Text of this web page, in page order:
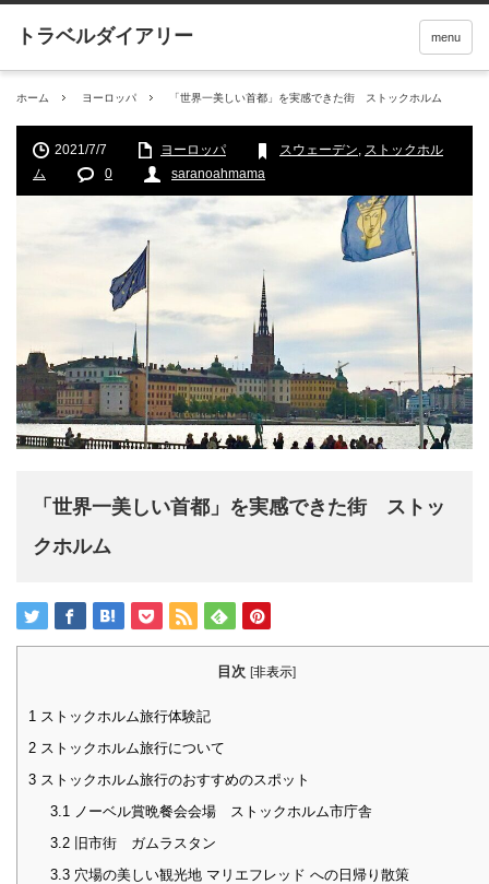
menu
ホーム ヨーロッパ 「世界一美しい首都」を実感できた街 ストックホルム
2021/7/7 ヨーロッパ スウェーデン, ストックホル
ム
0 saranoahmama
「世界一美しい首都」を実感できた街 ストッ
クホルム
目次 [非表示]
1 ストックホルム旅行体験記
2 ストックホルム旅行について
3 ストックホルム旅行のおすすめのスポット
3.1
ノーベル賞晩餐会会場 ストックホルム市庁舎
3.2旧市街 ガムラスタン
3.3穴場の美しい観光地 マリエフレッド への日帰り散策